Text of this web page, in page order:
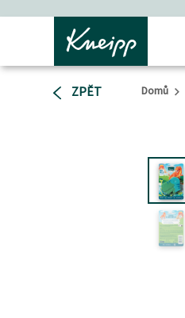
ZPĚT Domů